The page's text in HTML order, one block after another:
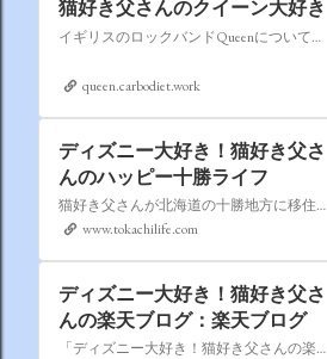
猫好き父さんのクイーン大好き
イギリスのロックバンドQueenについての情報をアップします。
queen.carbodiet.work
ディズニー大好き！猫好き父さ
んのハッピー十勝ライフ
猫好き父さんが北海道の十勝地方に移住しました。なれない北海道の暮らしについてお伝えします。
www.tokachilife.com
ディズニー大好き！猫好き父さ
んの楽天ブログ：楽天ブログ
「ディズニー大好き！猫好き父さんの楽天ブログ」にようこそ！ いろんなブログサービスが廃止になるなか満を持して楽天ブログをはじめようと思います。 よろしくお願いいたします。